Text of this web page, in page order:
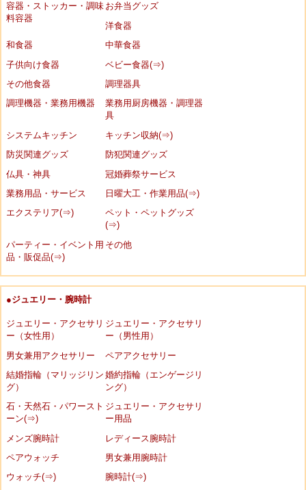
容器・ストッカー・調味
料容器
お弁当グッズ
洋食器
和食器
中華食器
子供向け食器
ベビー食器(⇒)
その他食器
調理器具
調理機器・業務用機器
業務用厨房機器・調理器
具
システムキッチン
キッチン収納(⇒)
防災関連グッズ
防犯関連グッズ
仏具・神具
冠婚葬祭サービス
業務用品・サービス
日曜大工・作業用品(⇒)
エクステリア(⇒)
ペット・ペットグッズ
(⇒)
パーティー・イベント用
品・販促品(⇒)
その他
●ジュエリー・腕時計
ジュエリー・アクセサリ
ー（女性用）
ジュエリー・アクセサリ
ー（男性用）
男女兼用アクセサリー
ペアアクセサリー
結婚指輪（マリッジリン
グ）
婚約指輪（エンゲージリ
ング）
石・天然石・パワースト
ーン(⇒)
ジュエリー・アクセサリ
ー用品
メンズ腕時計
レディース腕時計
ペアウォッチ
男女兼用腕時計
ウォッチ(⇒)
腕時計(⇒)